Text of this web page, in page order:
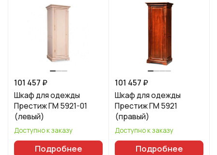
101 457 ₽
Шкаф для одежды
Престиж ГМ 5921-01
(левый)
Доступно к заказу
Подробнее
101 457 ₽
Шкаф для одежды
Престиж ГМ 5921
(правый)
Доступно к заказу
Подробнее